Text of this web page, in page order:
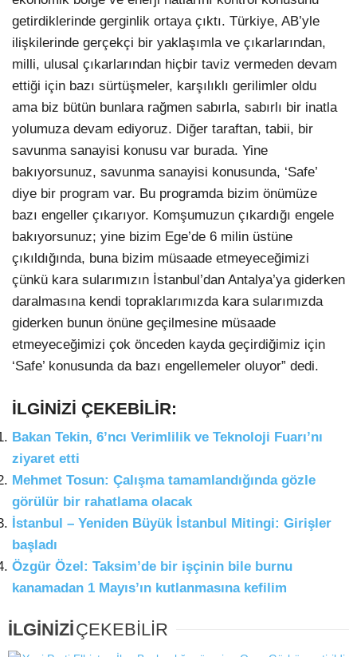
getirdiklerinde gerginlik ortaya çıktı. Türkiye, AB’yle
ilişkilerinde gerçekçi bir yaklaşımla ve çıkarlarından,
milli, ulusal çıkarlarından hiçbir taviz vermeden devam
ettiği için bazı sürtüşmeler, karşılıklı gerilimler oldu
ama biz bütün bunlara rağmen sabırla, sabırlı bir inatla
yolumuza devam ediyoruz. Diğer taraftan, tabii, bir
savunma sanayisi konusu var burada. Yine
bakıyorsunuz, savunma sanayisi konusunda, ‘Safe’
diye bir program var. Bu programda bizim önümüze
bazı engeller çıkarıyor. Komşumuzun çıkardığı engele
bakıyorsunuz; yine bizim Ege’de 6 milin üstüne
çıkıldığında, buna bizim müsaade etmeyeceğimizi
çünkü kara sularımızın İstanbul’dan Antalya’ya giderken
daralmasına kendi topraklarımızda kara sularımızda
giderken bunun önüne geçilmesine müsaade
etmeyeceğimizi çok önceden kayda geçirdiğimiz için
‘Safe’ konusunda da bazı engellemeler oluyor” dedi.
İLGİNİZİ ÇEKEBİLİR:
Bakan Tekin, 6’ncı Verimlilik ve Teknoloji Fuarı’nı
ziyaret etti
Mehmet Tosun: Çalışma tamamlandığında gözle
görülür bir rahatlama olacak
İstanbul – Yeniden Büyük İstanbul Mitingi: Girişler
başladı
Özgür Özel: Taksim’de bir işçinin bile burnu
kanamadan 1 Mayıs’ın kutlanmasına kefilim
İLGİNİZİÇEKEBİLİR